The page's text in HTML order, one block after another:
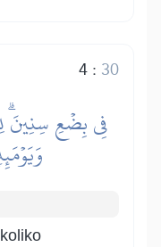
4: 30
فِي بِضۡعِ سِنِينَۗ